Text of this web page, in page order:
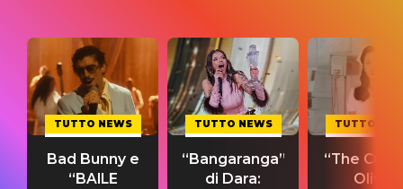
TUTTO NEWS
Bad Bunny e
“BAILE
TUTTO NEWS
“Bangaranga”
di Dara:
TUTTO
“The
Olivia